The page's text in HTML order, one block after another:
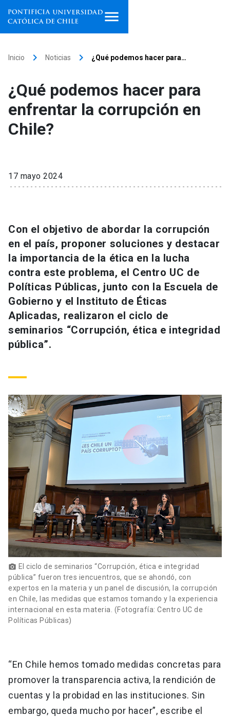
Facultades, escuelas e
institutos
Investigación
Extensión
Universidad
Información para keyboard_arrow_down
Futuros estudiantes
Estudiantes
Académicos
Padres y familia
Vecinos
Go to english site launch
ACCESOS DIRECTOS
Admisión launch
Correo UC
Mi Portal UC launch
Medios Biblioteca
Donaciones
Inicio keyboard_arrow_right Noticias keyboard_arrow_right ¿Qué podemos hacer para…
¿Qué podemos hacer para
enfrentar la corrupción en
Chile?
17 mayo 2024
Con el objetivo de abordar la corrupción
en el país, proponer soluciones y destacar
la importancia de la ética en la lucha
contra este problema, el Centro UC de
Políticas Públicas, junto con la Escuela de
Gobierno y el Instituto de Éticas
Aplicadas, realizaron el ciclo de
seminarios “Corrupción, ética e integridad
pública”.
photo_camera El ciclo de seminarios “Corrupción, ética e integridad
pública” fueron tres iencuentros, que se ahondó, con
expertos en la materia y un panel de discusión, la corrupción
en Chile, las medidas que estamos tomando y la experiencia
internacional en esta materia. (Fotografía: Centro UC de
Políticas Públicas)
“En Chile hemos tomado medidas concretas para
promover la transparencia activa, la rendición de
cuentas y la probidad en las instituciones. Sin
embargo, queda mucho por hacer”, escribe el